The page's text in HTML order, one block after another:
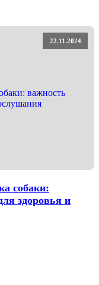
22.11.2024
собаки:
здоровья и